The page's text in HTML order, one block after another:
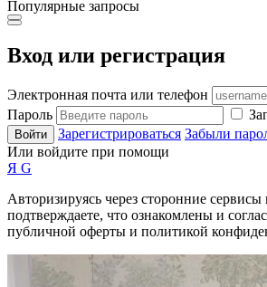
Популярные запросы
Вход или регистрация
Электронная почта или телефон
Пароль
Войти Зарегистрироваться Забыли
Или войдите при помощи
Я G
Авторизируясь через сторонние
подтверждаете, что ознакомлены и
публичной оферты и политикой